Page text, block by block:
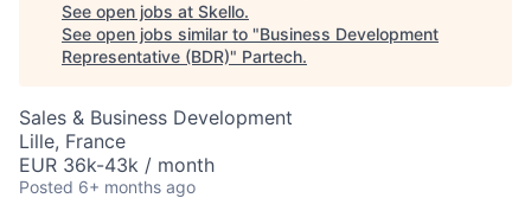
See open jobs at Skello.
See open jobs similar to "Business Development
Representative (BDR)" Partech.
Sales & Business Development
Lille, France
EUR 36k-43k / month
Posted 6+ months ago